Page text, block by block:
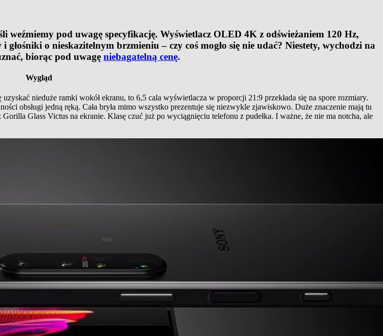
pod uwagę specyfikację. Wyświetlacz OLED 4K z odświeżaniem 120 Hz,
o nieskazitelnym brzmieniu – czy coś mogło się nie udać? Niestety, wychodzi na
biorąc pod uwagę niebagatelną cenę.
Wygląd
uzyskać nieduże ramki wokół ekranu, to 6,5 cala wyświetlacza w proporcji 21:9 przekłada się na spore rozmiary.
obsługi jedną ręką. Cała bryła mimo wszystko prezentuje się niezwykle zjawiskowo. Duże znaczenie mają tu
Glass Victus na ekranie. Klasę czuć już po wyciągnięciu telefonu z pudełka. I ważne, że nie ma notcha, ale